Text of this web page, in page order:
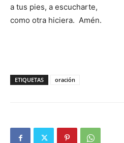
a tus pies, a escucharte,
como otra hiciera. Amén.
ETIQUETAS oración